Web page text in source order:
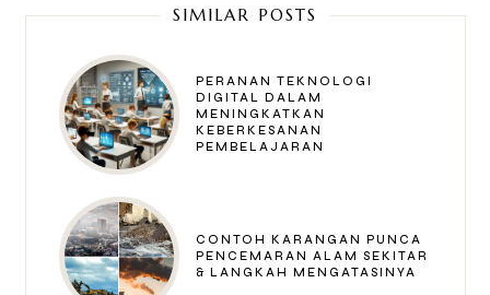
SIMILAR POSTS
PERANAN TEKNOLOGI
DIGITAL DALAM
MENINGKATKAN
KEBERKESANAN
PEMBELAJARAN
CONTOH KARANGAN PUNCA
PENCEMARAN ALAM SEKITAR
& LANGKAH MENGATASINYA